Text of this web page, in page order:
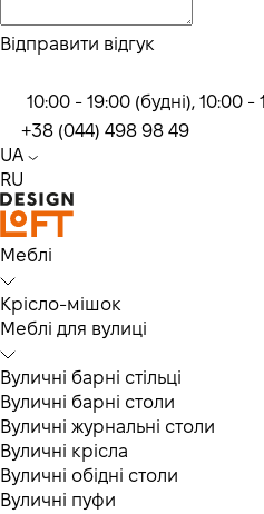
Відправити відгук
10:00 - 19:00 (будні), 10:00 -
+38 (044) 498 98 49
UA
RU
Меблі
Крісло-мішок
Меблі для вулиці
Вуличні барні стільці
Вуличні барні столи
Вуличні журнальні столи
Вуличні крісла
Вуличні обідні столи
Вуличні пуфи